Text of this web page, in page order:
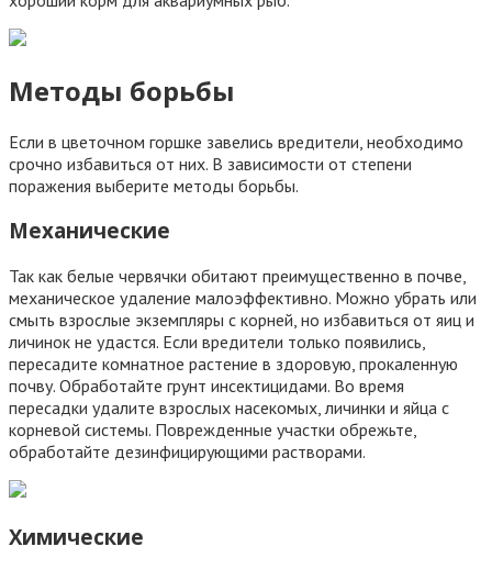
Методы борьбы
Если в цветочном горшке завелись вредители, необходимо
срочно избавиться от них. В зависимости от степени
поражения выберите методы борьбы.
Механические
Так как белые червячки обитают преимущественно в почве,
механическое удаление малоэффективно. Можно убрать или
смыть взрослые экземпляры с корней, но избавиться от яиц и
личинок не удастся. Если вредители только появились,
пересадите комнатное растение в здоровую, прокаленную
почву. Обработайте грунт инсектицидами. Во время
пересадки удалите взрослых насекомых, личинки и яйца с
корневой системы. Поврежденные участки обрежьте,
обработайте дезинфицирующими растворами.
Химические